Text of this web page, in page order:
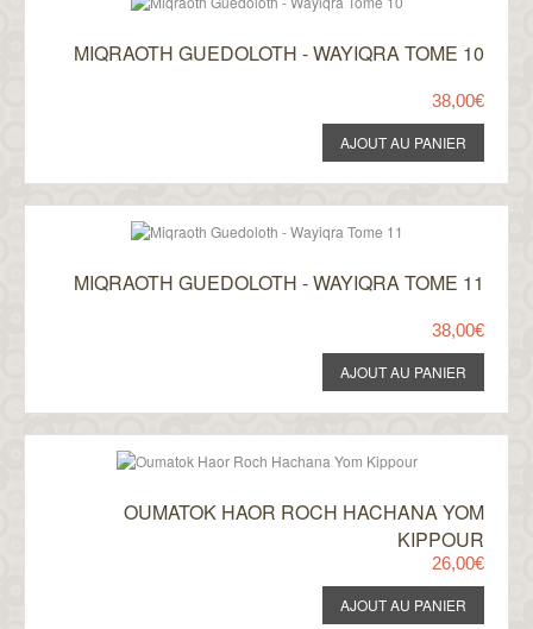
MIQRAOTH GUEDOLOTH - WAYIQRA TOME 10
38,00€
MIQRAOTH GUEDOLOTH - WAYIQRA TOME 11
38,00€
OUMATOK HAOR ROCH HACHANA YOM
KIPPOUR
26,00€